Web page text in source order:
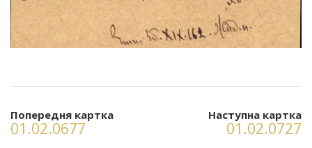
Попередня картка
01.02.0677
Наступна картка
01.02.0727